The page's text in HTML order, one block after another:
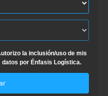
la inclusión/uso de mis
datos por Énfasis Logística.